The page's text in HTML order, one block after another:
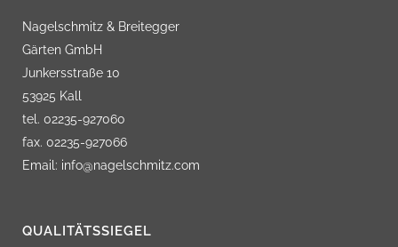
Nagelschmitz & Breitegger
Gärten GmbH
Junkersstraße 10
53925 Kall
tel. 02235-927060
fax. 02235-927066
Email: info@nagelschmitz.com
QUALITÄTSSIEGEL